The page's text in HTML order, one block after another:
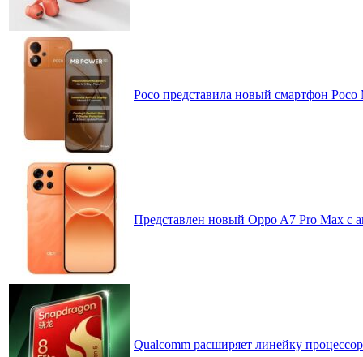
Poco представила новый смартфон
Представлен новый Oppo A7 Pro Max с
Qualcomm расширяет линейку